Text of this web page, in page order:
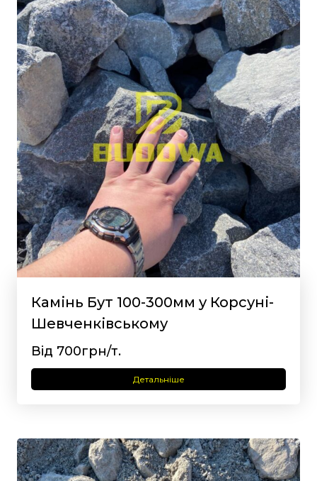
Камінь Бут 100-300мм у Корсуні-
Шевченківському
Від 700грн/т.
Детальніше